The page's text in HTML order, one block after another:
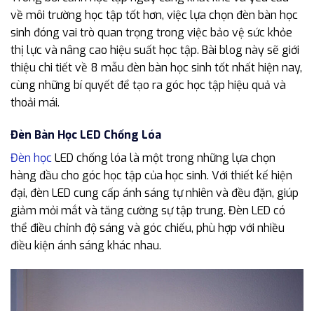
về môi trường học tập tốt hơn, việc lựa chọn đèn bàn học
sinh đóng vai trò quan trọng trong việc bảo vệ sức khỏe
thị lực và nâng cao hiệu suất học tập. Bài blog này sẽ giới
thiệu chi tiết về 8 mẫu đèn bàn học sinh tốt nhất hiện nay,
cùng những bí quyết để tạo ra góc học tập hiệu quả và
thoải mái.
Đèn Bàn Học LED Chống Lóa
Đèn họcLED chống lóa là một trong những lựa chọn
hàng đầu cho góc học tập của học sinh. Với thiết kế hiện
đại, đèn LED cung cấp ánh sáng tự nhiên và đều đặn, giúp
giảm mỏi mắt và tăng cường sự tập trung. Đèn LED có
thể điều chỉnh độ sáng và góc chiếu, phù hợp với nhiều
điều kiện ánh sáng khác nhau.